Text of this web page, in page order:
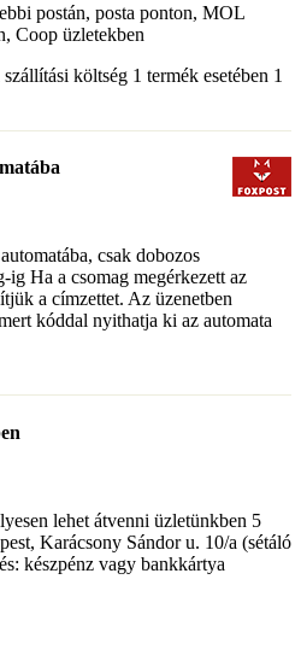
postán, posta ponton, MOL
Coop üzletekben
költség 1 termék esetében 1
csak dobozos
Ha a csomag megérkezett az
a címzettet. Az üzenetben
kóddal nyithatja ki az automata
lehet átvenni üzletünkben 5
Karácsony Sándor u. 10/a (sétáló
készpénz vagy bankkártya